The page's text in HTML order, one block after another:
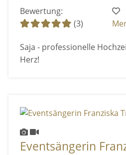
Bewertung:
(3)
Saja - professionelle
Herz!
Eventsängerin